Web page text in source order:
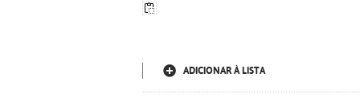
ADICIONAR À LISTA